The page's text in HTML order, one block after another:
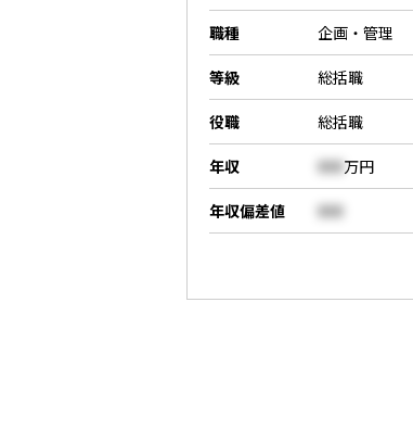
職種 企画・管理
等級 総括職
役職 総括職
年収 000 万円
年収偏差値 000